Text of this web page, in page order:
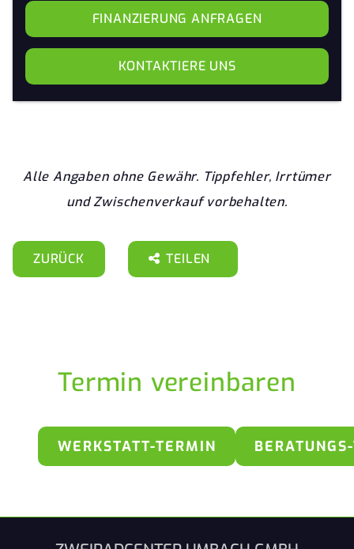
FINANZIERUNG ANFRAGEN
KONTAKTIERE UNS
Alle Angaben ohne Gewähr. Tippfehler, Irrtümer
und Zwischenverkauf vorbehalten.
ZURÜCK TEILEN
Termin vereinbaren
WERKSTATT-TERMIN